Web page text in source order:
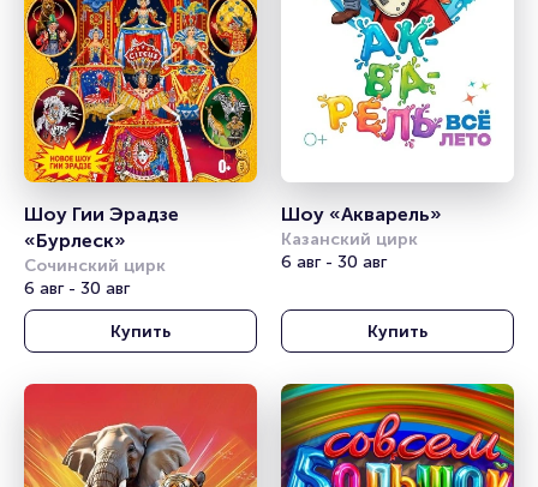
Шоу Гии Эрадзе
«Бурлеск»
Сочинский цирк
6 авг - 30 авг
Купить
Шоу «Акварель»
Казанский цирк
6 авг - 30 авг
Купить